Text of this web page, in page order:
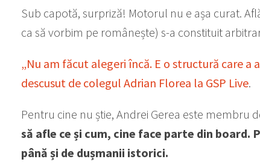
Sub capotă, surpriză! Motorul nu e așa curat.
ca să vorbim pe românește) s-a constituit
„Nu am făcut alegeri încă. E o structură care a
descusut de colegul Adrian Florea la GSP Live.
Pentru cine nu știe, Andrei Gerea este membru
să afle ce și cum, cine face parte din
până și de dușmanii istorici.